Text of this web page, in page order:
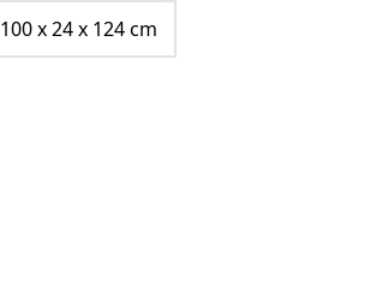
100 x 24 x 124 cm